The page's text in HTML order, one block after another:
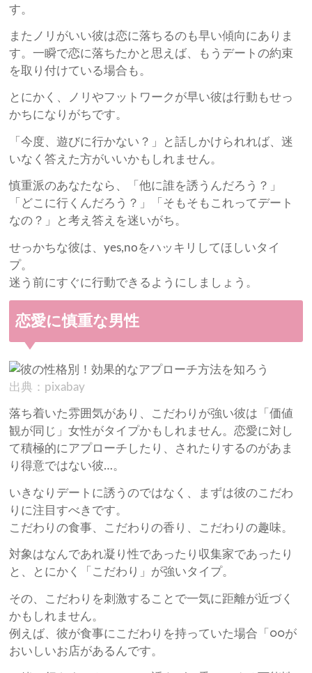
す。
またノリがいい彼は恋に落ちるのも早い傾向にありま
す。一瞬で恋に落ちたかと思えば、もうデートの約束
を取り付けている場合も。
とにかく、ノリやフットワークが早い彼は行動もせっ
かちになりがちです。
「今度、遊びに行かない？」と話しかけられれば、迷
いなく答えた方がいいかもしれません。
慎重派のあなたなら、「他に誰を誘うんだろう？」
「どこに行くんだろう？」「そもそもこれってデート
なの？」と考え答えを迷いがち。
せっかちな彼は、yes,noをハッキリしてほしいタイ
プ。
迷う前にすぐに行動できるようにしましょう。
恋愛に慎重な男性
出典：pixabay
落ち着いた雰囲気があり、こだわりが強い彼は「価値
観が同じ」女性がタイプかもしれません。恋愛に対し
て積極的にアプローチしたり、されたりするのがあま
り得意ではない彼…。
いきなりデートに誘うのではなく、まずは彼のこだわ
りに注目すべきです。
こだわりの食事、こだわりの香り、こだわりの趣味。
対象はなんであれ凝り性であったり収集家であったり
と、とにかく「こだわり」が強いタイプ。
その、こだわりを刺激することで一気に距離が近づく
かもしれません。
例えば、彼が食事にこだわりを持っていた場合「○○が
おいしいお店があるんです。